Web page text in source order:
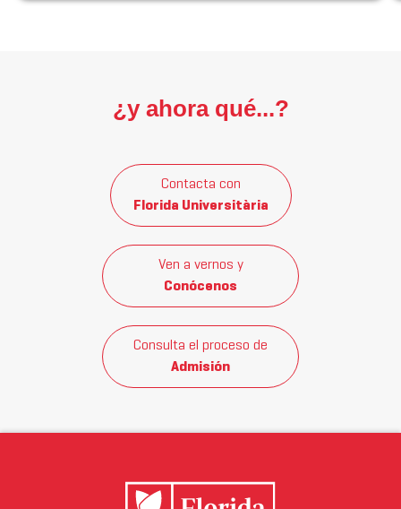
¿y ahora qué...?
Contacta con
Florida Universitària
Ven a vernos y
Conócenos
Consulta el proceso de
Admisión